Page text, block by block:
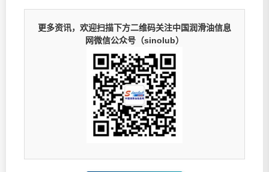
更多资讯，欢迎扫描下方二维码关注中国润滑油信息
网微信公众号（sinolub）